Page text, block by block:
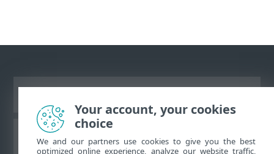
База знания на ESET
Your account, your cookies
choice
We and our partners use cookies to give you the best
optimized online experience, analyze our website traffic,